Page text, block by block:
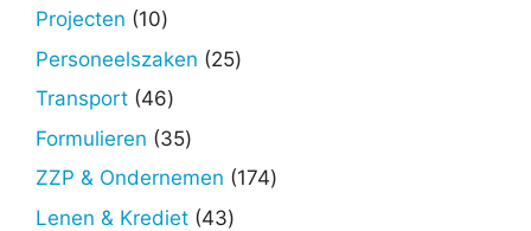
Projecten 1010
producten
Personeelszaken 2525
Transport 4646
producten
Formulieren 3535
producten
ZZP & Ondernemen 174174
Lenen & Krediet 4343